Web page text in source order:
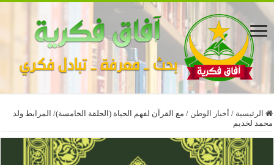
الرئيسية / أخبار الوطن / مع القرآن لفهم الحياة (الحلقة الخامسة)/ المرابط ولد
محمد لخديم